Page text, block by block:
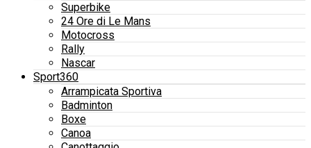
Superbike
24 Ore di Le Mans
Motocross
Rally
Nascar
Sport360
Arrampicata Sportiva
Badminton
Boxe
Canoa